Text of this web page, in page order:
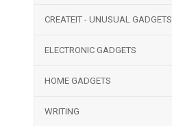
CREATEIT - UNUSUAL GADGETS
ELECTRONIC GADGETS
HOME GADGETS
WRITING